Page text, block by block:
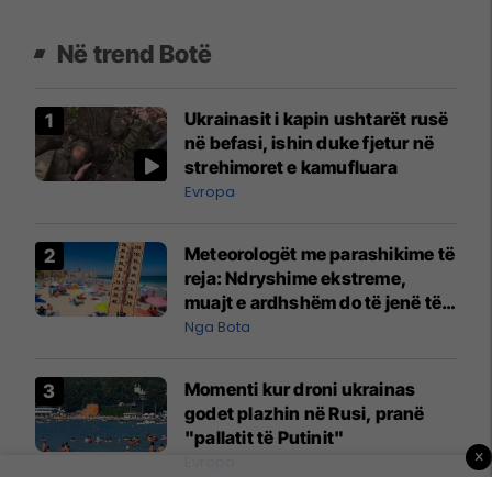
Në trend Botë
Ukrainasit i kapin ushtarët rusë
në befasi, ishin duke fjetur në
strehimoret e kamufluara
Evropa
Meteorologët me parashikime të
reja: Ndryshime ekstreme,
muajt e ardhshëm do të jenë të
pazakontë
Nga Bota
Momenti kur droni ukrainas
godet plazhin në Rusi, pranë
"pallatit të Putinit"
×